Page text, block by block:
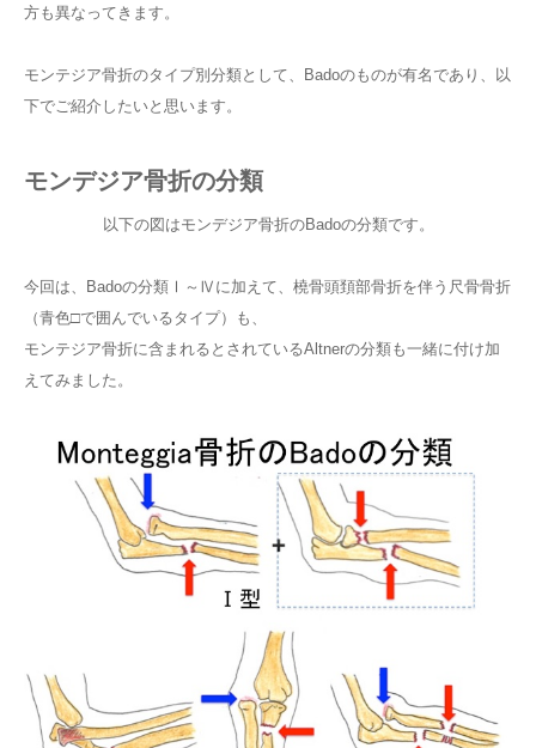
方も異なってきます。
モンテジア骨折のタイプ別分類として、Badoのものが有名であり、以
下でご紹介したいと思います。
モンデジア骨折の分類
以下の図はモンデジア骨折のBadoの分類です。
今回は、Badoの分類Ⅰ～Ⅳに加えて、橈骨頭頚部骨折を伴う尺骨骨折
（青色□で囲んでいるタイプ）も、
モンテジア骨折に含まれるとされているAltnerの分類も一緒に付け加
えてみました。